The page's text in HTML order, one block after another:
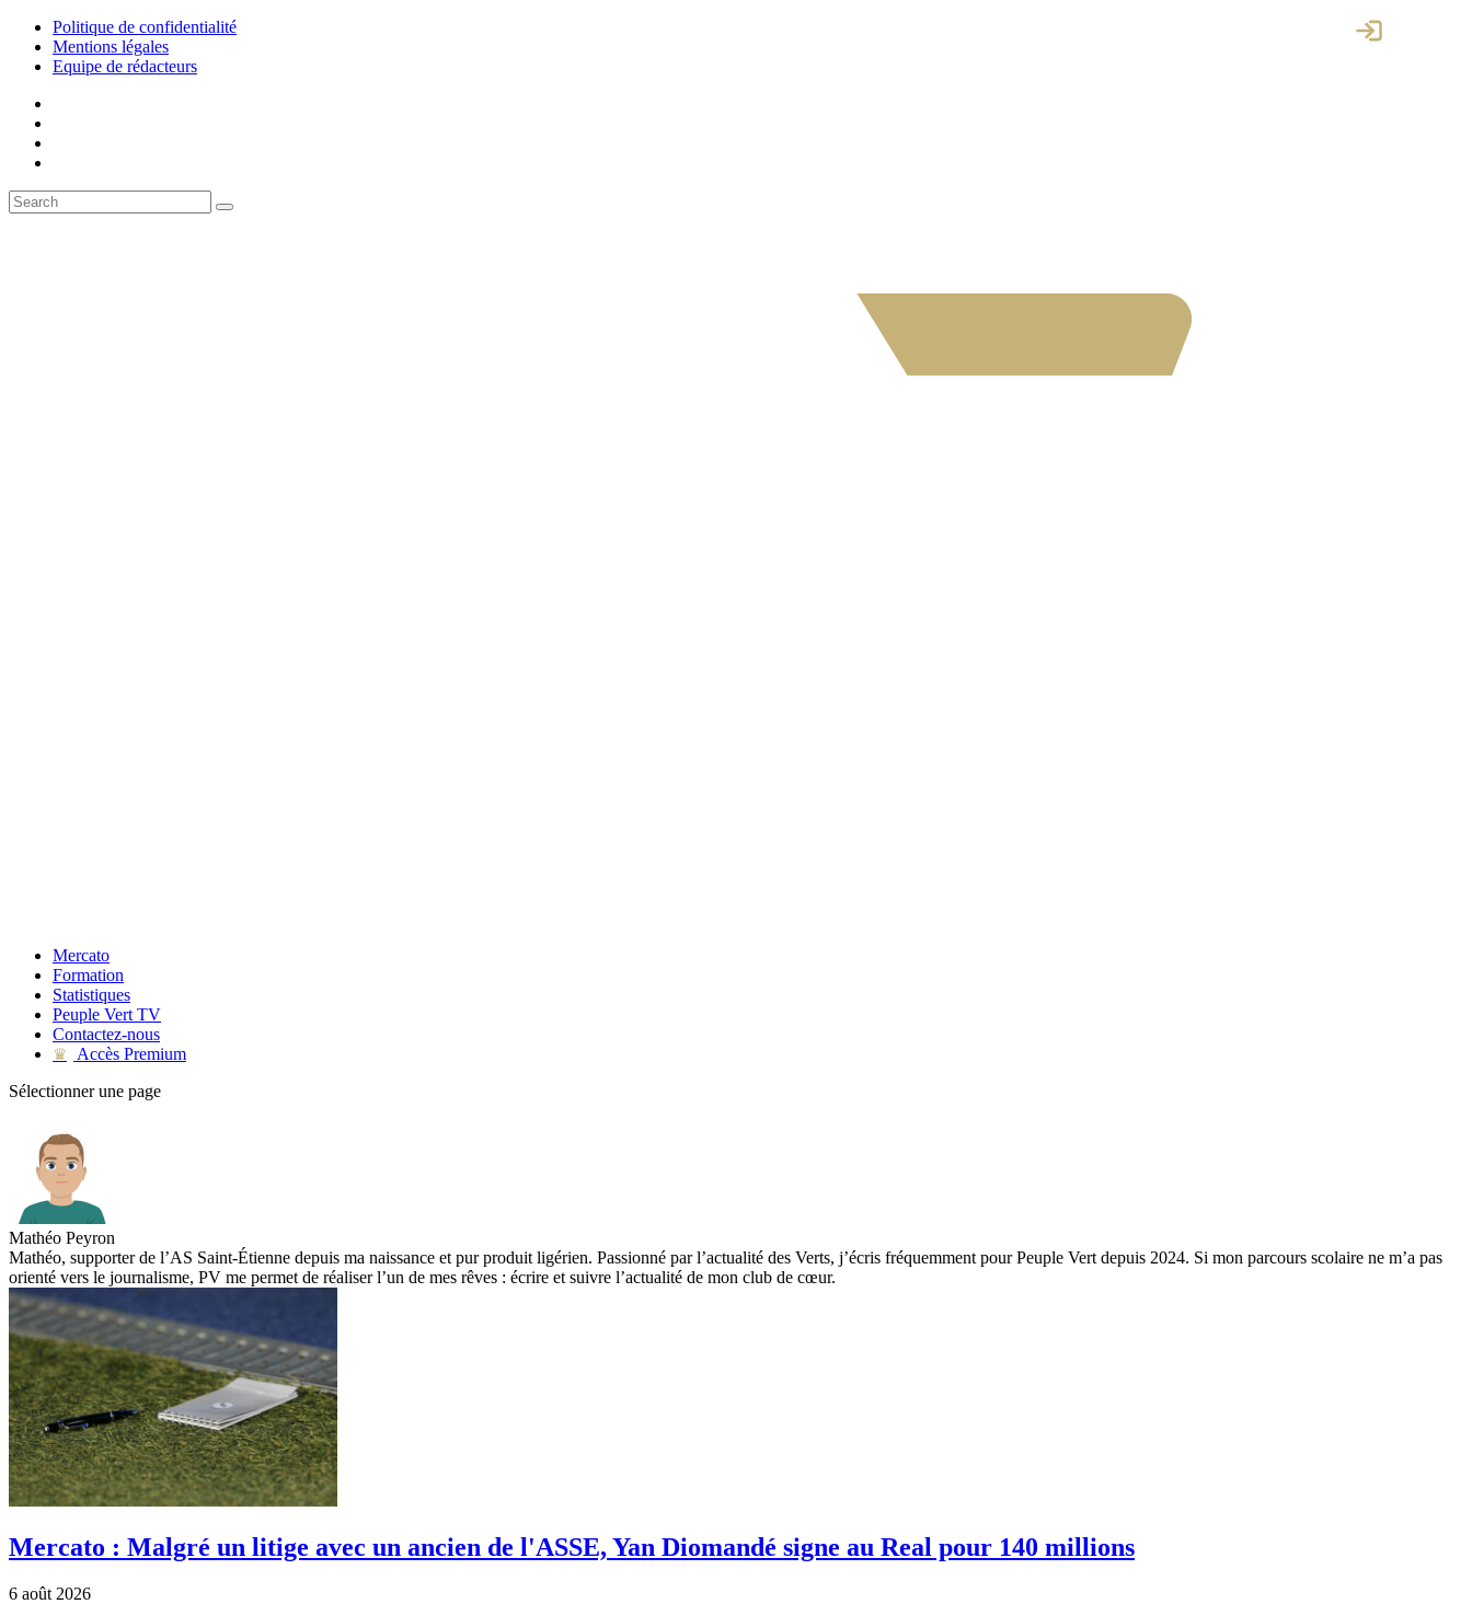
Politique de confidentialité
Mentions légales
Equipe de rédacteurs
Mercato
Formation
Statistiques
Peuple Vert TV
Contactez-nous
♛
Accès Premium
Sélectionner une page
Mathéo Peyron
Mathéo, supporter de l’AS Saint-Étienne depuis ma naissance et pur produit ligérien. Passionné par l’actualité des Verts, j’écris fréquemment pour Peuple Vert depuis 2024. Si mon parcours scolaire ne m’a pas
orienté vers le journalisme, PV me permet de réaliser l’un de mes rêves : écrire et suivre l’actualité de mon club de cœur.
Mercato : Malgré un litige avec un ancien de l'ASSE, Yan Diomandé signe au Real pour 140 millions
6 août 2026